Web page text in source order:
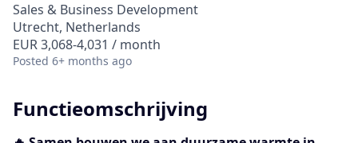
Sales & Business Development
Utrecht, Netherlands
EUR 3,068-4,031 / month
Posted 6+ months ago
Functieomschrijving